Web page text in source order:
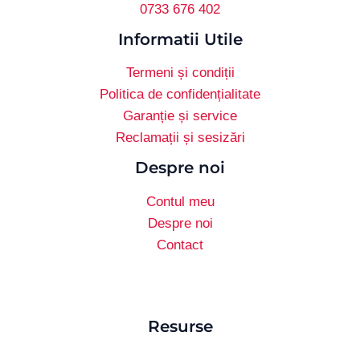
0733 676 402
Informatii Utile
Termeni și condiții
Politica de confidențialitate
Garanție și service
Reclamații și sesizări
Despre noi
Contul meu
Despre noi
Contact
Resurse